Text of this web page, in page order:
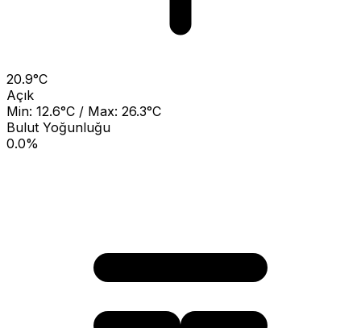
20.9°C
Açık
Min: 12.6°C / Max: 26.3°C
Bulut Yoğunluğu
0.0%